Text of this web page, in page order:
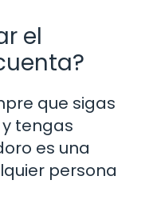
el
que sigas
tengas
es una
persona